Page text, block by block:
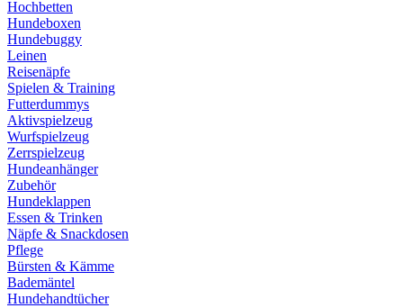
Hochbetten
Hundeboxen
Hundebuggy
Leinen
Reisenäpfe
Spielen & Training
Futterdummys
Aktivspielzeug
Wurfspielzeug
Zerrspielzeug
Hundeanhänger
Zubehör
Hundeklappen
Essen & Trinken
Näpfe & Snackdosen
Pflege
Bürsten & Kämme
Bademäntel
Hundehandtücher